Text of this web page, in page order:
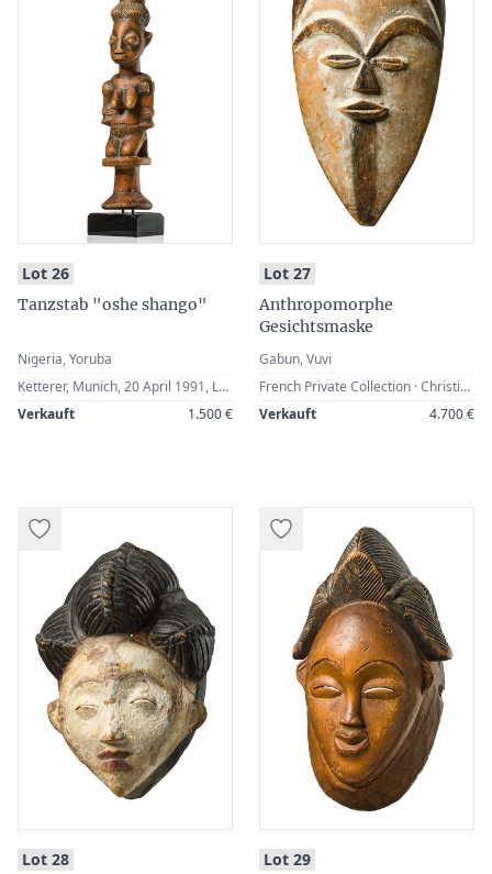
Lot 26:
Tanzstab "oshe shango"
Nigeria, Yoruba
Ketterer, Munich, 20 April 1991, Lot 295 · German Private Collection
Verkauft
1.500 €
Lot 27:
Anthropomorphe
Gesichtsmaske
Gabun, Vuvi
French Private Collection · Christie’s, New York, 20 November 1997, Lot 315 · German Private Collection
Verkauft
4.700 €
Lot 28: Lot 29: